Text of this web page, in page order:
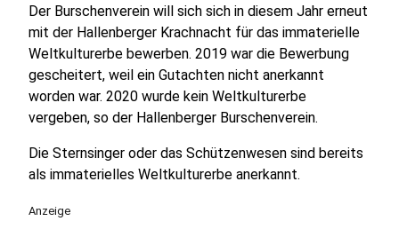
Der Burschenverein will sich sich in diesem Jahr erneut
mit der Hallenberger Krachnacht für das immaterielle
Weltkulturerbe bewerben. 2019 war die Bewerbung
gescheitert, weil ein Gutachten nicht anerkannt
worden war. 2020 wurde kein Weltkulturerbe
vergeben, so der Hallenberger Burschenverein.
Die Sternsinger oder das Schützenwesen sind bereits
als immaterielles Weltkulturerbe anerkannt.
Anzeige